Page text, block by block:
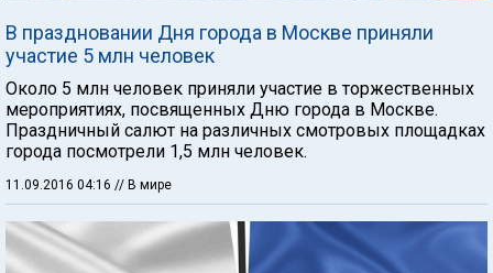
В праздновании Дня города в Москве приняли
участие 5 млн человек
Около 5 млн человек приняли участие в торжественных
мероприятиях, посвященных Дню города в Москве.
Праздничный салют на различных смотровых площадках
города посмотрели 1,5 млн человек.
11.09.2016 04:16 // В мире